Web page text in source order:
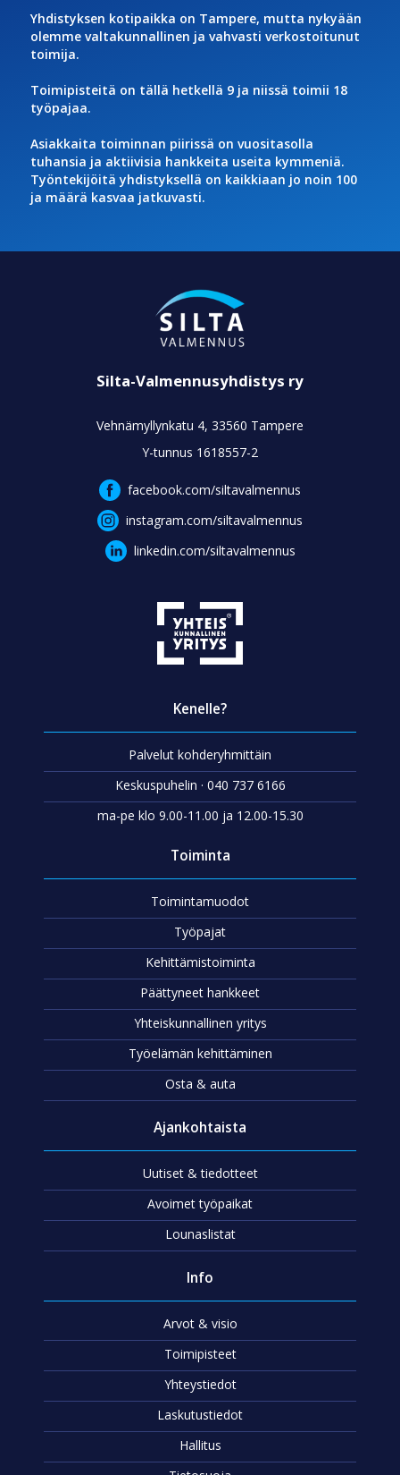
Yhdistyksen kotipaikka on Tampere, mutta nykyään
olemme valtakunnallinen ja vahvasti verkostoitunut
toimija.
Toimipisteitä on tällä hetkellä 9 ja niissä toimii 18
työpajaa.
Asiakkaita toiminnan piirissä on vuositasolla
tuhansia ja aktiivisia hankkeita useita kymmeniä.
Työntekijöitä yhdistyksellä on kaikkiaan jo noin 100
ja määrä kasvaa jatkuvasti.
Silta-Valmennusyhdistys ry
Vehnämyllynkatu 4, 33560 Tampere
Y-tunnus 1618557-2
facebook.com/siltavalmennus
instagram.com/siltavalmennus
linkedin.com/siltavalmennus
Kenelle?
Palvelut kohderyhmittäin
Keskuspuhelin · 040 737 6166
ma-pe klo 9.00-11.00 ja 12.00-15.30
Toiminta
Toimintamuodot
Työpajat
Kehittämistoiminta
Päättyneet hankkeet
Yhteiskunnallinen yritys
Työelämän kehittäminen
Osta & auta
Ajankohtaista
Uutiset & tiedotteet
Avoimet työpaikat
Lounaslistat
Info
Arvot & visio
Toimipisteet
Yhteystiedot
Laskutustiedot
Hallitus